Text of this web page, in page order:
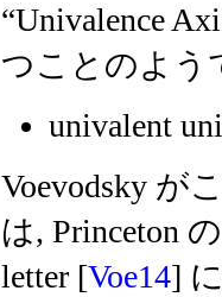
“Univalence
つことのよう
univalent
Voevodsky が
は, Princeton
letter [Voe14]